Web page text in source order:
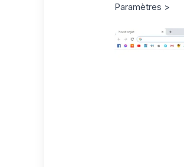
Paramètres >